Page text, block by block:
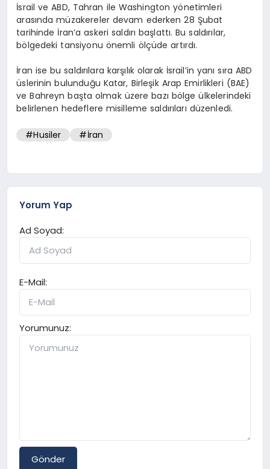
İsrail ve ABD, Tahran ile Washington yönetimleri
arasında müzakereler devam ederken 28 Şubat
tarihinde İran’a askeri saldırı başlattı. Bu saldırılar,
bölgedeki tansiyonu önemli ölçüde artırdı.
İran ise bu saldırılara karşılık olarak İsrail’in yanı sıra ABD
üslerinin bulunduğu Katar, Birleşik Arap Emirlikleri (BAE)
ve Bahreyn başta olmak üzere bazı bölge ülkelerindeki
belirlenen hedeflere misilleme saldırıları düzenledi.
#Husiler #İran
Yorum Yap
Ad Soyad:
E-Mail:
Yorumunuz:
Gönder